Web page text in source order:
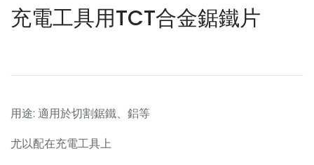
充電工具用TCT合金鋸鐵片
用途: 適用於切割鋸鐵、鋁等
尤以配在充電工具上